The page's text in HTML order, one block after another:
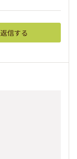
返信する